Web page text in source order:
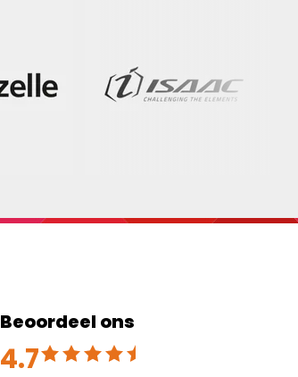
Beoordeel ons
4.7
Beoordeeld met 4.7 uit 5